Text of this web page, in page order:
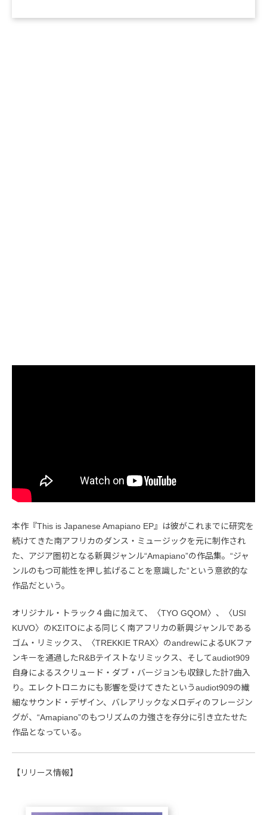
本作『This is Japanese Amapiano EP』は彼がこれまでに研究を
続けてきた南アフリカのダンス・ミュージックを元に制作され
た、アジア圏初となる新興ジャンル“Amapiano”の作品集。“ジャ
ンルのもつ可能性を押し拡げることを意識した”という意欲的な
作品だという。
オリジナル・トラック４曲に加えて、〈TYO GQOM〉、〈USI
KUVO〉のKΣITOによる同じく南アフリカの新興ジャンルである
ゴム・リミックス、〈TREKKIE TRAX〉のandrewによるUKファ
ンキーを通過したR&Bテイストなリミックス、そしてaudiot909
自身によるスクリュード・ダブ・バージョンも収録した計7曲入
り。エレクトロニカにも影響を受けてきたというaudiot909の繊
細なサウンド・デザイン、バレアリックなメロディのフレージン
グが、“Amapiano”のもつリズムの力強さを存分に引き立たせた
作品となっている。
【リリース情報】